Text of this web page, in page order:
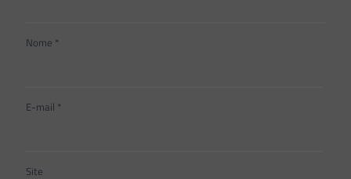
Nome *
E-mail *
Site